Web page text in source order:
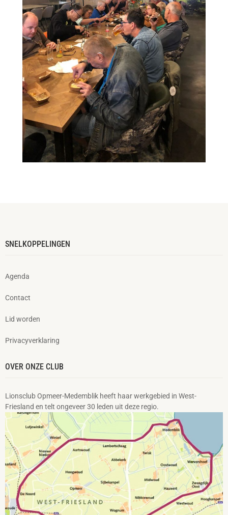
SNELKOPPELINGEN
Agenda
Contact
Lid worden
Privacyverklaring
OVER ONZE CLUB
Lionsclub Opmeer-Medemblik heeft haar werkgebied in West-
Friesland en telt ongeveer 30 leden uit deze regio.